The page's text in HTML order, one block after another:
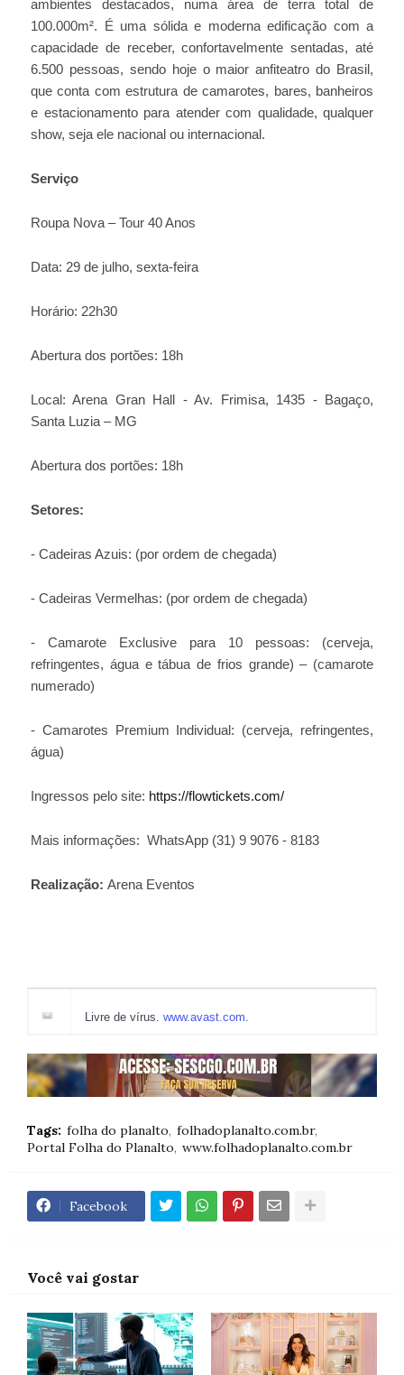
ambientes destacados, numa área de terra total de
100.000m². É uma sólida e moderna edificação com a
capacidade de receber, confortavelmente sentadas, até
6.500 pessoas, sendo hoje o maior anfiteatro do Brasil,
que conta com estrutura de camarotes, bares, banheiros
e estacionamento para atender com qualidade, qualquer
show, seja ele nacional ou internacional.
Serviço
Roupa Nova – Tour 40 Anos
Data: 29 de julho, sexta-feira
Horário: 22h30
Abertura dos portões: 18h
Local: Arena Gran Hall - Av. Frimisa, 1435 - Bagaço,
Santa Luzia – MG
Abertura dos portões: 18h
Setores:
- Cadeiras Azuis: (por ordem de chegada)
- Cadeiras Vermelhas: (por ordem de chegada)
- Camarote Exclusive para 10 pessoas: (cerveja,
refringentes, água e tábua de frios grande) – (camarote
numerado)
- Camarotes Premium Individual: (cerveja, refringentes,
água)
Ingressos pelo site: https://flowtickets.com/
Mais informações: WhatsApp (31) 9 9076 - 8183
Realização: Arena Eventos
Livre de vírus. www.avast.com.
Tags: folha do planalto folhadoplanalto.com.br
Portal Folha do Planalto www.folhadoplanalto.com.br
Facebook
Você vai gostar